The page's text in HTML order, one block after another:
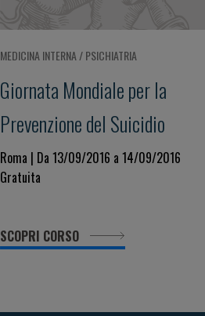
MEDICINA INTERNA / PSICHIATRIA
Giornata Mondiale per la
Prevenzione del Suicidio
Roma | Da 13/09/2016 a 14/09/2016
Gratuita
SCOPRI CORSO